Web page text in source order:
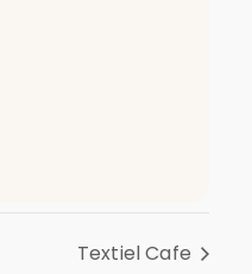
Textiel Cafe